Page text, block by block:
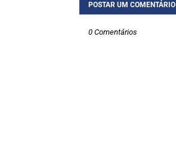
POSTAR UM COMENTÁRIO
0 Comentários